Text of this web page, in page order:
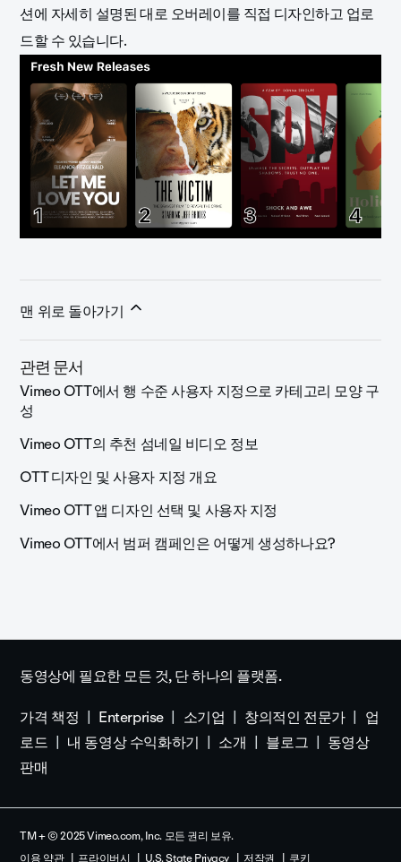
션에 자세히 설명된 대로 오버레이를 직접 디자인하고 업로
드할 수 있습니다.
맨 위로 돌아가기
관련 문서
Vimeo OTT에서 행 수준 사용자 지정으로 카테고리 모양 구
성
Vimeo OTT의 추천 섬네일 비디오 정보
OTT 디자인 및 사용자 지정 개요
Vimeo OTT 앱 디자인 선택 및 사용자 지정
Vimeo OTT에서 범퍼 캠페인은 어떻게 생성하나요?
동영상에 필요한 모든 것, 단 하나의 플랫폼.
가격 책정
Enterprise 소기업 창의적인 전문가
업
로드
내 동영상 수익화하기 소개 블로그
동영상
판매
TM + © 2025 Vimeo.com, Inc. 모든 권리 보유.
이용 약관
프라이버시 U.S. State Privacy 저작권 쿠키